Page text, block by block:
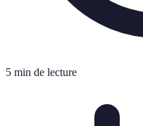
5 min de lecture